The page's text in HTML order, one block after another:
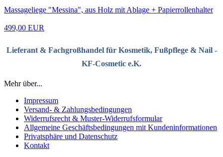
Massageliege "Messina", aus Holz mit Ablage + Papierrollenhalter
499,00 EUR
Lieferant & Fachgroßhandel für Kosmetik, Fußpflege & Nail -
KF-Cosmetic e.K.
Mehr über...
Impressum
Versand- & Zahlungsbedingungen
Widerrufsrecht & Muster-Widerrufsformular
Allgemeine Geschäftsbedingungen mit Kundeninformationen
Privatsphäre und Datenschutz
Kontakt